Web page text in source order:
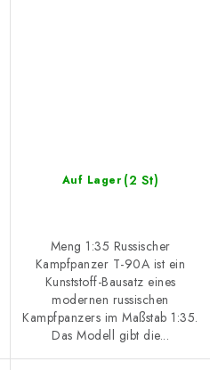
Auf Lager (2 St)
Meng 1:35 Russischer
Kampfpanzer T-90A ist ein
Kunststoff-Bausatz eines
modernen russischen
Kampfpanzers im Maßstab 1:35.
Das Modell gibt die...